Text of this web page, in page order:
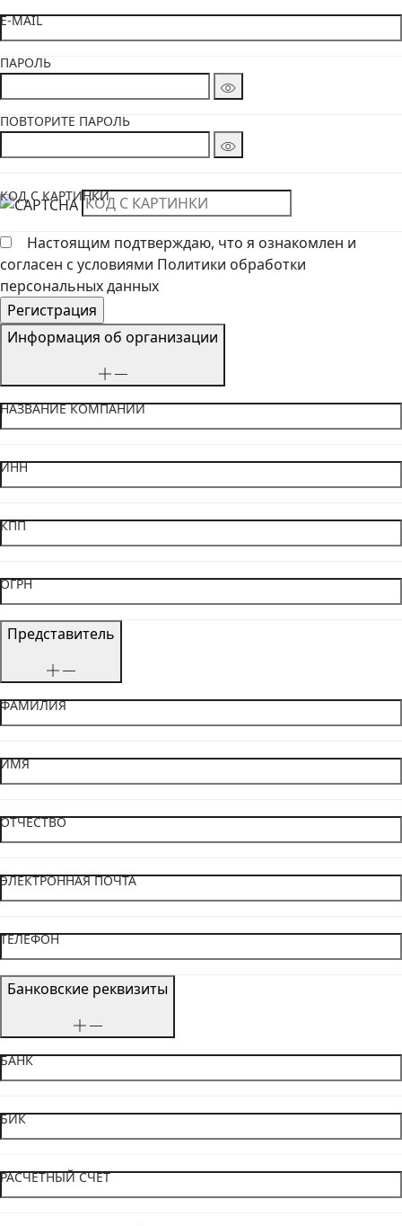
E-MAIL
ПАРОЛЬ
ПОВТОРИТЕ ПАРОЛЬ
КОД С КАРТИНКИ
Настоящим подтверждаю, что я ознакомлен и
согласен с условиями Политики обработки
персональных данных
Информация об организации
НАЗВАНИЕ КОМПАНИИ
ИНН
КПП
ОГРН
Представитель
ФАМИЛИЯ
ИМЯ
ОТЧЕСТВО
ЭЛЕКТРОННАЯ ПОЧТА
ТЕЛЕФОН
Банковские реквизиты
БАНК
БИК
РАСЧЕТНЫЙ СЧЕТ